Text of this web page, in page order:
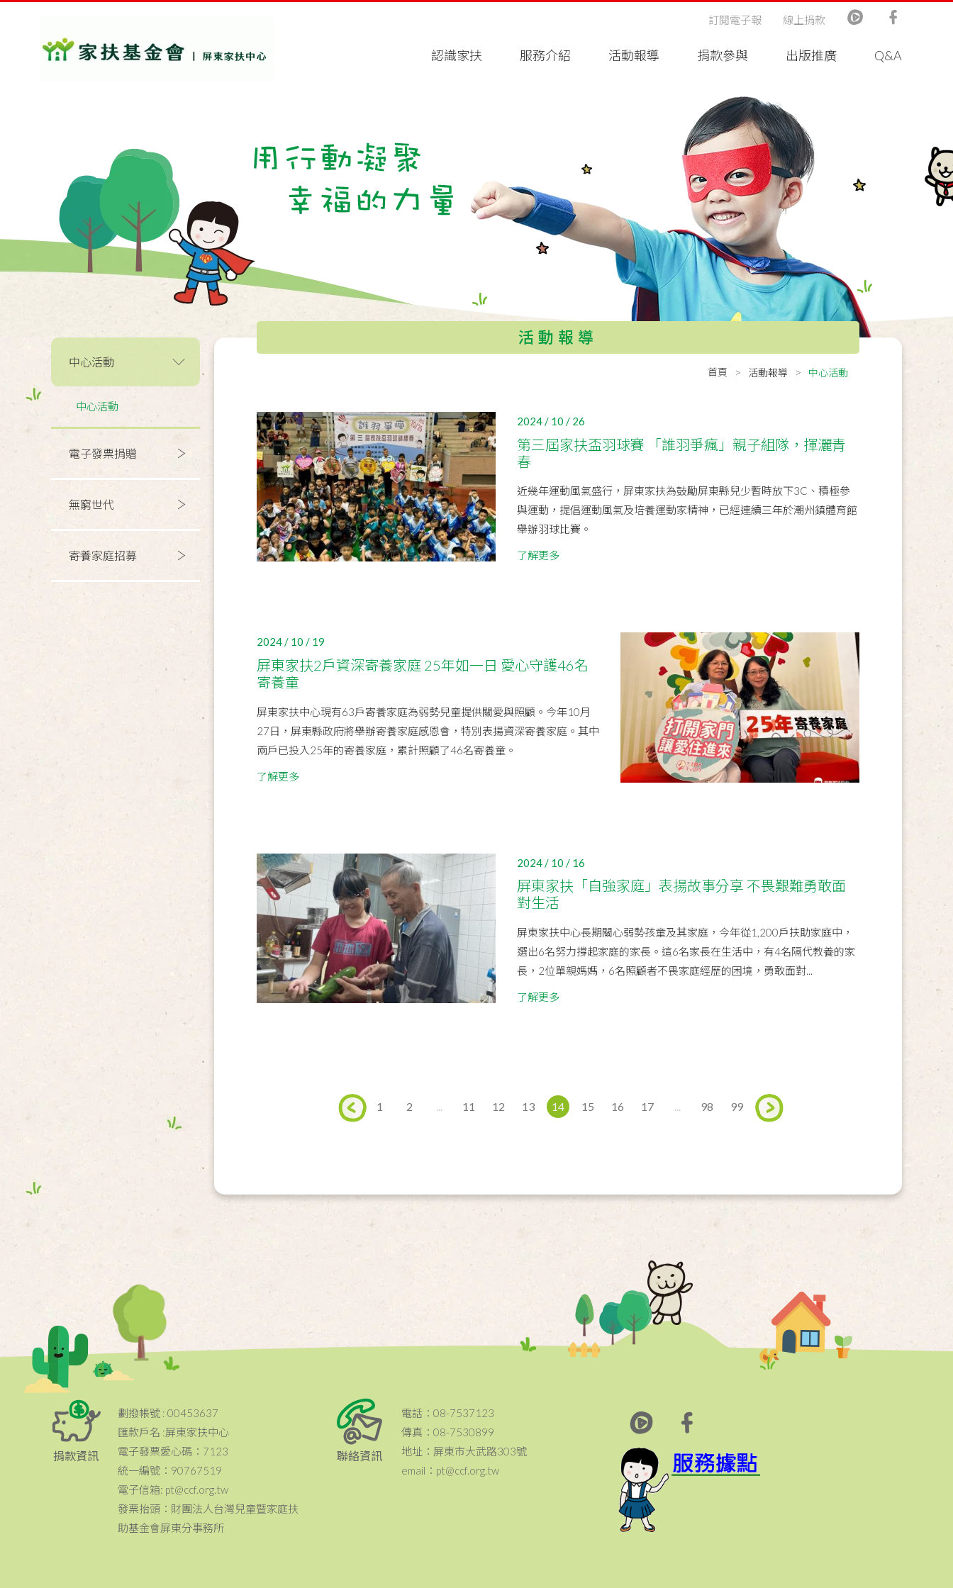
認識家扶 服務介紹 活動報導 捐款參與 出版推廣 Q&A
訂閱電子報 線上捐款
中心活動
中心活動
電子發票捐贈
無窮世代
寄養家庭招募
活動報導
首頁 活動報導 中心活動
2024 / 10 / 26
第三屆家扶盃羽球賽 「誰羽爭瘋」親子組隊，揮灑青
春
近幾年運動風氣盛行，屏東家扶為鼓勵屏東縣兒少暫時放下3C、積極參
與運動，提倡運動風氣及培養運動家精神，已經連續三年於潮州鎮體育館
舉辦羽球比賽。
了解更多
2024 / 10 / 19
屏東家扶2戶資深寄養家庭 25年如一日 愛心守護46名
寄養童
屏東家扶中心現有63戶寄養家庭為弱勢兒童提供關愛與照顧。今年10月
27日，屏東縣政府將舉辦寄養家庭感恩會，特別表揚資深寄養家庭。其中
兩戶已投入25年的寄養家庭，累計照顧了46名寄養童。
了解更多
2024 / 10 / 16
屏東家扶「自強家庭」表揚故事分享 不畏艱難勇敢面
對生活
屏東家扶中心長期關心弱勢孩童及其家庭，今年從1,200戶扶助家庭中，
選出6名努力撐起家庭的家長。這6名家長在生活中，有4名隔代教養的家
長，2位單親媽媽，6名照顧者不畏家庭經歷的困境，勇敢面對...
了解更多
1 2 ... 11 12 13 14 15 16 17 ... 98 99
捐款資訊
劃撥帳號 : 00453637
匯款戶名 :屏東家扶中心
電子發票愛心碼：7123
統一編號：90767519
電子信箱: pt@ccf.org.tw
發票抬頭：財團法人台灣兒童暨家庭扶
助基金會屏東分事務所
聯絡資訊
電話：08-7537123
傳真：08-7530899
地址：屏東市大武路303號
email：pt@ccf.org.tw